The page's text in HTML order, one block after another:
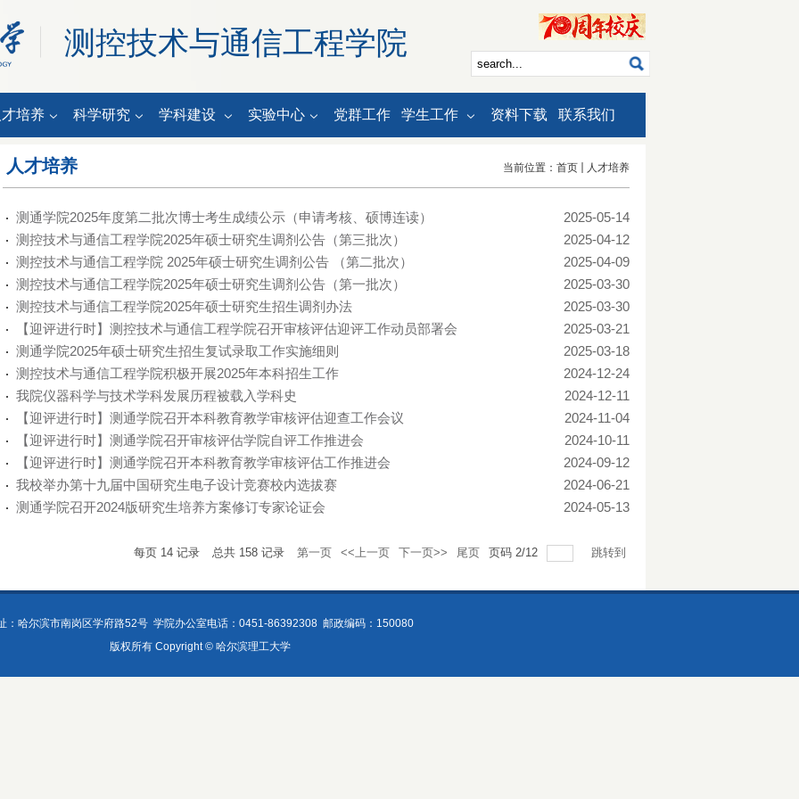
测控技术与通信工程学院
培养 科学研究 学科建设 实验中心 党群工作 学生工作 资料下载 联系我们
人才培养 当前位置： 首页 人才培养
测通学院2025年度第二批次博士考生成绩公示（申请考核、硕博连读）
2025-05-14
测控技术与通信工程学院2025年硕士研究生调剂公告（第三批次）
2025-04-12
测控技术与通信工程学院 2025年硕士研究生调剂公告 （第二批次）
2025-04-09
测控技术与通信工程学院2025年硕士研究生调剂公告（第一批次）
2025-03-30
测控技术与通信工程学院2025年硕士研究生招生调剂办法
2025-03-30
【迎评进行时】测控技术与通信工程学院召开审核评估迎评工作动员部署会
2025-03-21
测通学院2025年硕士研究生招生复试录取工作实施细则
2025-03-18
测控技术与通信工程学院积极开展2025年本科招生工作
2024-12-24
我院仪器科学与技术学科发展历程被载入学科史
2024-12-11
【迎评进行时】测通学院召开本科教育教学审核评估迎查工作会议
2024-11-04
【迎评进行时】测通学院召开审核评估学院自评工作推进会
2024-10-11
【迎评进行时】测通学院召开本科教育教学审核评估工作推进会
2024-09-12
我校举办第十九届中国研究生电子设计竞赛校内选拔赛
2024-06-21
测通学院召开2024版研究生培养方案修订专家论证会
2024-05-13
每页 14记录 总共 158记录 第一页 <<上一页 下一页>> 尾页 页码 2/12 跳转到
：哈尔滨市南岗区学府路52号 学院办公室电话：0451-86392308 邮政编码：150080
版权所有 Copyright © 哈尔滨理工大学